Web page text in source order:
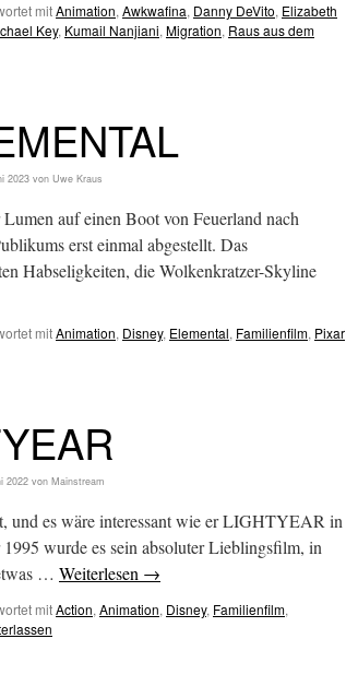
mitAnimation, Awkwafina, Danny DeVito, Elizabeth
Key, Kumail Nanjiani, Migration, Raus aus dem
2023 von Uwe Kraus
auf einen Boot von Feuerland nach
erst einmal abgestellt. Das
Habseligkeiten, die Wolkenkratzer-Skyline
mitAnimation, Disney, Elemental, Familienfilm, Pixar
2022 von Mainstream
und es wäre interessant wie er LIGHTYEAR in
wurde es sein absoluter Lieblingsfilm, in
… Weiterlesen →
mitAction, Animation, Disney, Familienfilm,